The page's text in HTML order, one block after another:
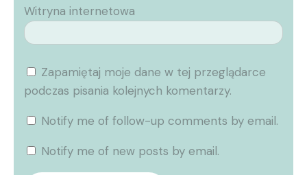
Witryna internetowa
Zapamiętaj moje dane w tej przeglądarce
podczas pisania kolejnych komentarzy.
Notify me of follow-up comments by email.
Notify me of new posts by email.